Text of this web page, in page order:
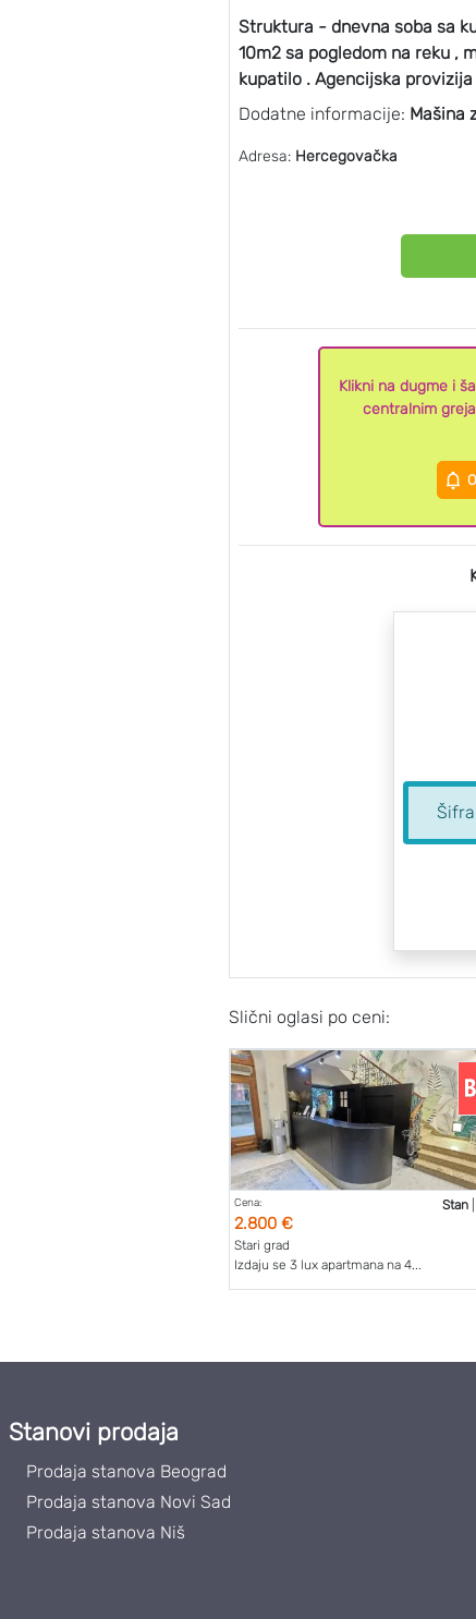
Struktura - dnevna soba sa
10m2 sa pogledom na reku ,
kupatilo . Agencijska provizija
Dodatne informacije: Mašina
Adresa: Hercegovačka
Klikni na dugme i
centralnim
Slični oglasi po ceni:
Cena:
2.800 €
Stan|
Stari grad
Izdaju se 3 lux apartmana na 4...
Stanovi prodaja
Prodaja stanova Beograd
Prodaja stanova Novi Sad
Prodaja stanova Niš